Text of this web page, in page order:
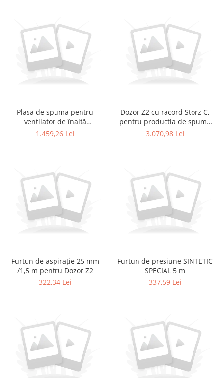
Plasa de spuma pentru
ventilator de înaltă
performanță 16"
1.459,26 Lei
Dozor Z2 cu racord Storz C,
pentru productia de spuma
cu expansiune mare
3.070,98 Lei
Furtun de aspirație 25 mm
/1,5 m pentru Dozor Z2
322,34 Lei
Furtun de presiune SINTETIC
SPECIAL 5 m
337,59 Lei